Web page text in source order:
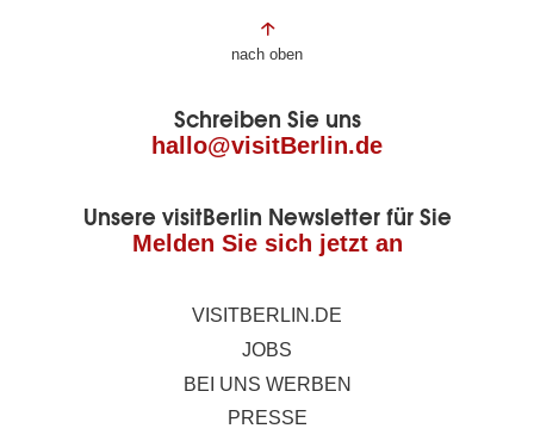
Fußbereich
Seite
nach oben
Schreiben Sie uns
hallo@visitBerlin.de
Unsere visitBerlin Newsletter für Sie
Melden Sie sich jetzt an
VISITBERLIN.DE
JOBS
BEI UNS WERBEN
PRESSE